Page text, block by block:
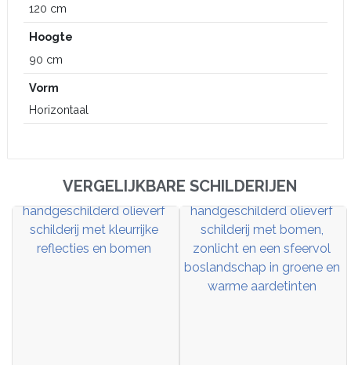
120 cm
Hoogte
90 cm
Vorm
Horizontaal
VERGELIJKBARE SCHILDERIJEN